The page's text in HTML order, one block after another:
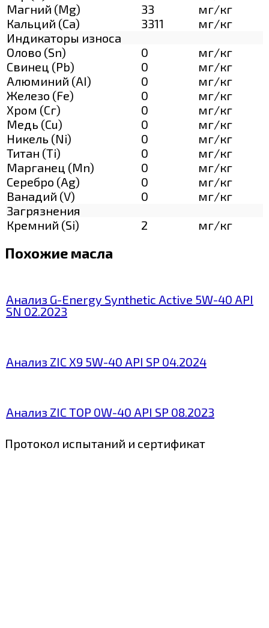
Магний (Mg)
33
мг/кг
Кальций (Са)
3311
мг/кг
Индикаторы износа
Олово (Sn)
0
мг/кг
Свинец (Pb)
0
мг/кг
Алюминий (AI)
0
мг/кг
Железо (Fe)
0
мг/кг
Хром (Сг)
0
мг/кг
Медь (Cu)
0
мг/кг
Никель (Ni)
0
мг/кг
Титан (Ti)
0
мг/кг
Марганец (Mn)
0
мг/кг
Серебро (Ag)
0
мг/кг
Ванадий (V)
0
мг/кг
Загрязнения
Кремний (Si)
2 мг/кг
Похожие масла
Анализ G-Energy Synthetic Active 5W-40 API
SN 02.2023
Анализ ZIC X9 5W-40 API SP 04.2024
Анализ ZIC TOP 0W-40 API SP 08.2023
Протокол испытаний и сертификат